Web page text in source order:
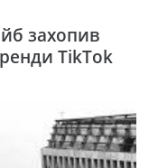
захопив
TikTok